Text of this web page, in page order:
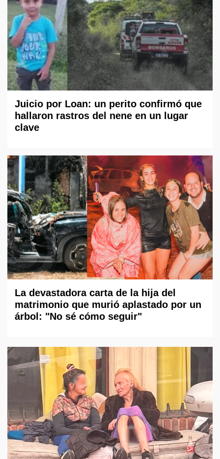
Juicio por Loan: un perito confirmó que
hallaron rastros del nene en un lugar
clave
La devastadora carta de la hija del
matrimonio que murió aplastado por un
árbol: "No sé cómo seguir"